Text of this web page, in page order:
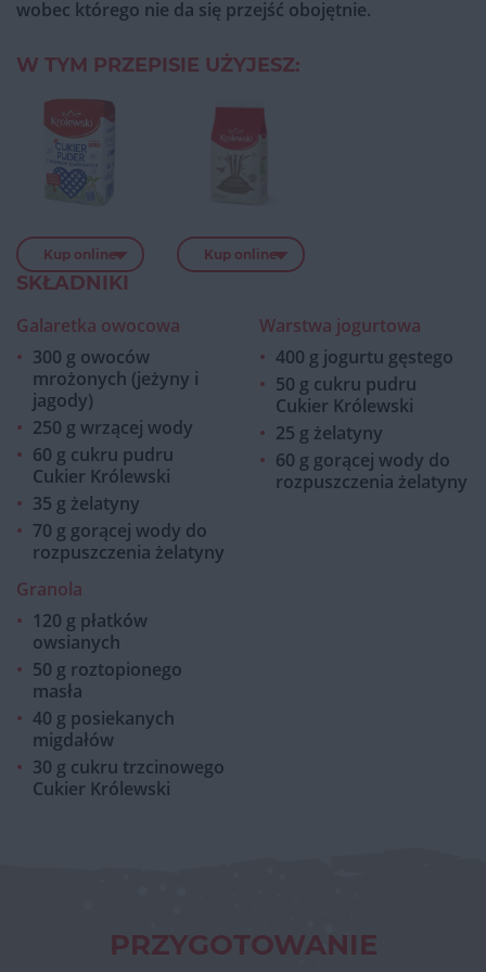
wobec którego nie da się przejść obojętnie.
W TYM PRZEPISIE UŻYJESZ:
Kup online Kup online
SKŁADNIKI
Galaretka owocowa
300 g owoców
mrożonych (jeżyny i
jagody)
250 g wrzącej wody
60 g cukru pudru
Cukier Królewski
35 g żelatyny
70 g gorącej wody do
rozpuszczenia żelatyny
Warstwa jogurtowa
400 g jogurtu gęstego
50 g cukru pudru
Cukier Królewski
25 g żelatyny
60 g gorącej wody do
rozpuszczenia żelatyny
Granola
120 g płatków
owsianych
50 g roztopionego
masła
40 g posiekanych
migdałów
30 g cukru trzcinowego
Cukier Królewski
PRZYGOTOWANIE